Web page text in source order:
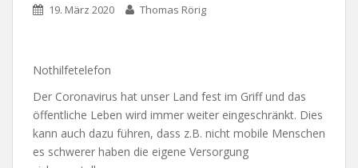
19. März 2020 Thomas Rörig
Nothilfetelefon
Der Coronavirus hat unser Land fest im Griff und das
öffentliche Leben wird immer weiter eingeschränkt. Dies
kann auch dazu führen, dass z.B. nicht mobile Menschen
es schwerer haben die eigene Versorgung